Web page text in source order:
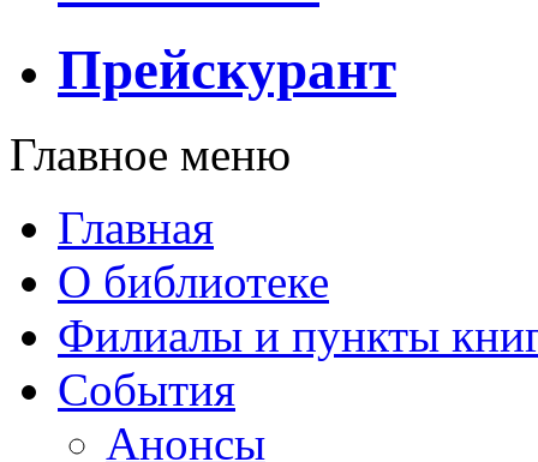
Прейскурант
Главное меню
Главная
О библиотеке
Филиалы и пункты
События
Анонсы